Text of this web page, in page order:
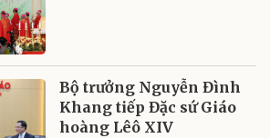
Bộ trưởng Nguyễn Đình
Khang tiếp Đặc sứ Giáo
hoàng Lêô XIV